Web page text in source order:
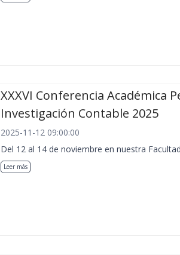
XXXVI Conferencia Académica
Investigación Contable 2025
2025-11-12 09:00:00
Del 12 al 14 de noviembre en nuestra
Leer más